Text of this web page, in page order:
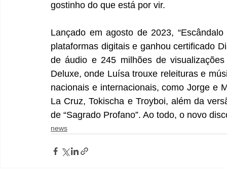
gostinho do que está por vir.
Lançado em agosto de 2023,
plataformas digitais e ganhou certificado
de áudio e 245 milhões de
Deluxe, onde Luísa trouxe releituras e
nacionais e internacionais, como Jorge e
La Cruz, Tokischa e Troyboi, além da
de “Sagrado Profano”. Ao todo, o novo
news